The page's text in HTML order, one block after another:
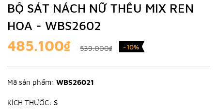
BỘ SÁT NÁCH NỮ THÊU MIX REN
HOA - WBS2602
485.100₫ 539.000₫ -10%
Mã sản phẩm: WBS26021
KÍCH THƯỚC: S